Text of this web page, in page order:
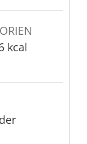
kcal